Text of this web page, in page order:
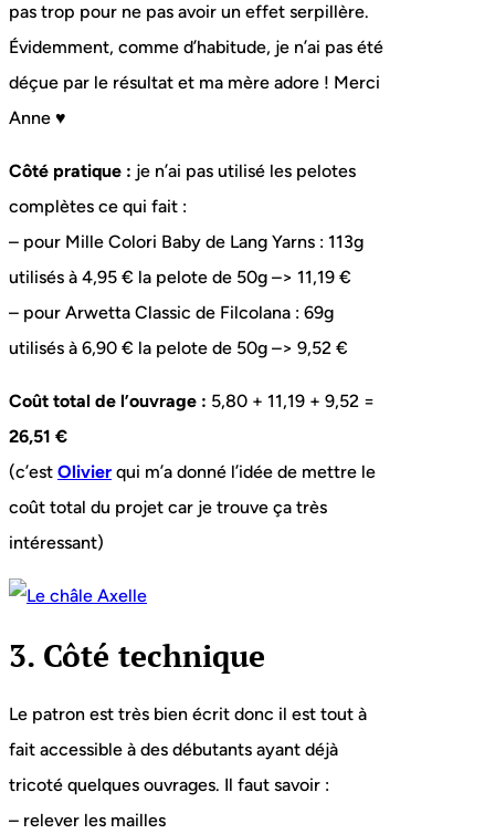
pas trop pour ne pas avoir un effet serpillère.
Évidemment, comme d’habitude, je n’ai pas été
déçue par le résultat et ma mère adore ! Merci
Anne ♥
Côté pratique : je n’ai pas utilisé les pelotes
complètes ce qui fait :
– pour Mille Colori Baby de Lang Yarns : 113g
utilisés à 4,95 € la pelote de 50g –> 11,19 €
– pour Arwetta Classic de Filcolana : 69g
utilisés à 6,90 € la pelote de 50g –> 9,52 €
Coût total de l’ouvrage : 5,80 + 11,19 + 9,52 =
26,51 €
(c’est Olivier qui m’a donné l’idée de mettre le
coût total du projet car je trouve ça très
intéressant)
3. Côté technique
Le patron est très bien écrit donc il est tout à
fait accessible à des débutants ayant déjà
tricoté quelques ouvrages. Il faut savoir :
– relever les mailles